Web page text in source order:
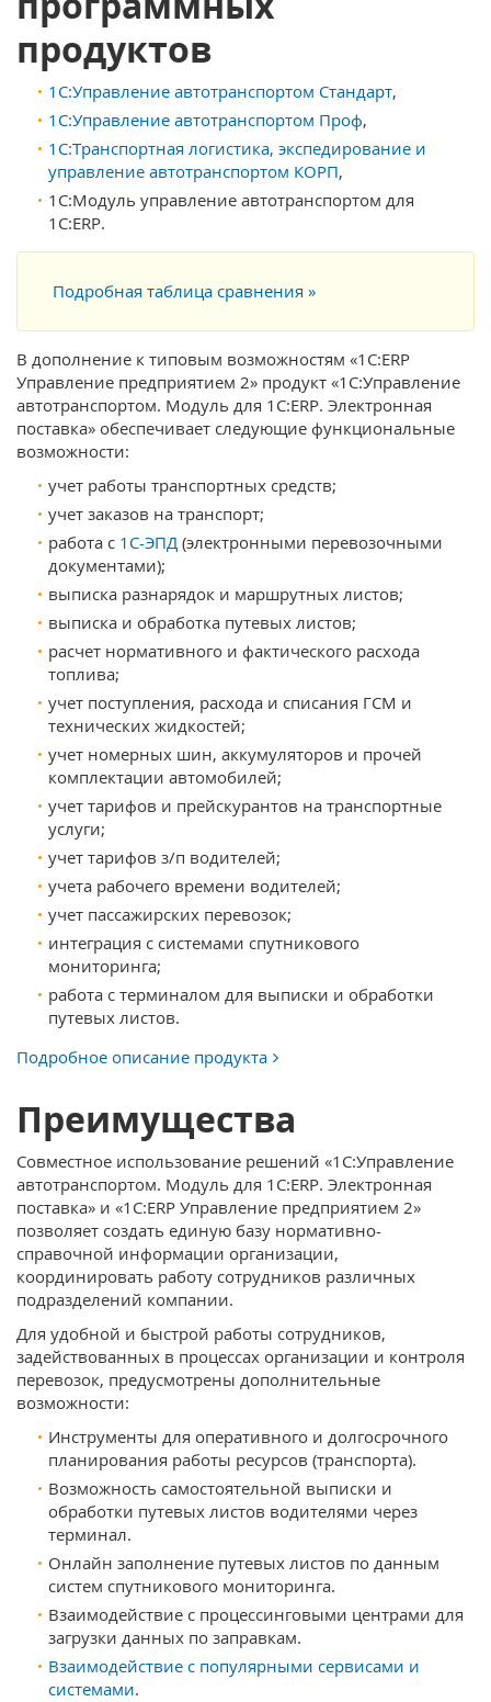
продуктов
1С:Управление автотранспортом Стандарт,
1С:Управление автотранспортом Проф,
1С:Транспортная логистика, экспедирование и
управление автотранспортом КОРП,
1С:Модуль управление автотранспортом для
1С:ERP.
Подробная таблица сравнения »
В дополнение к типовым возможностям «1С:ERP
Управление предприятием 2» продукт «1С:Управление
автотранспортом. Модуль для 1С:ERP. Электронная
поставка» обеспечивает следующие функциональные
возможности:
учет работы транспортных средств;
учет заказов на транспорт;
работа с 1С-ЭПД (электронными перевозочными
документами);
выписка разнарядок и маршрутных листов;
выписка и обработка путевых листов;
расчет нормативного и фактического расхода
топлива;
учет поступления, расхода и списания ГСМ и
технических жидкостей;
учет номерных шин, аккумуляторов и прочей
комплектации автомобилей;
учет тарифов и прейскурантов на транспортные
услуги;
учет тарифов з/п водителей;
учета рабочего времени водителей;
учет пассажирских перевозок;
интеграция с системами спутникового
мониторинга;
работа с терминалом для выписки и обработки
путевых листов.
Подробное описание продукта
Преимущества
Совместное использование решений «1С:Управление
автотранспортом. Модуль для 1С:ERP. Электронная
поставка» и «1С:ERP Управление предприятием 2»
позволяет создать единую базу нормативно-
справочной информации организации,
координировать работу сотрудников различных
подразделений компании.
Для удобной и быстрой работы сотрудников,
задействованных в процессах организации и контроля
перевозок, предусмотрены дополнительные
возможности:
Инструменты для оперативного и долгосрочного
планирования работы ресурсов (транспорта).
Возможность самостоятельной выписки и
обработки путевых листов водителями через
терминал.
Онлайн заполнение путевых листов по данным
систем спутникового мониторинга.
Взаимодействие с процессинговыми центрами для
загрузки данных по заправкам.
Взаимодействие с популярными сервисами и
системами.